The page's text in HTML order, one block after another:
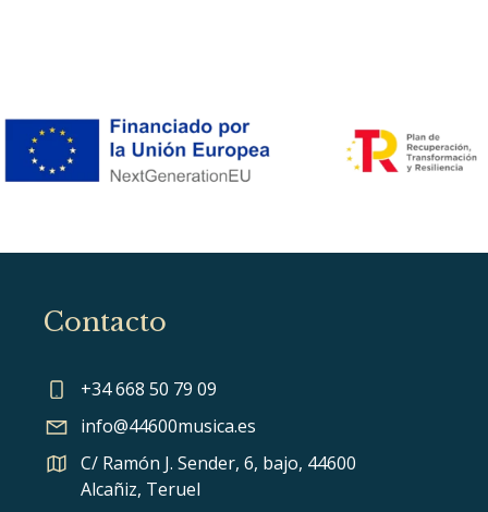
Contacto
+34 668 50 79 09
info@44600musica.es
C/ Ramón J. Sender, 6, bajo, 44600
Alcañiz, Teruel